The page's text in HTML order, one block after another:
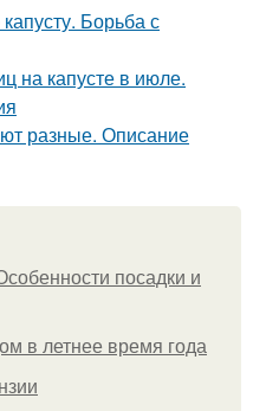
Борьба с
на капусте в июле.
разные. Описание
посадки и
в летнее время года